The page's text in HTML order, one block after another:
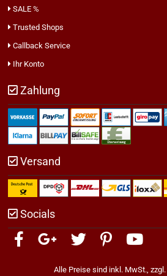
SALE %
Trusted Shops
Callback Service
Ihr Konto
Zahlung
Versand
Socials
Alle Preise sind inkl. MwSt., zzgl.